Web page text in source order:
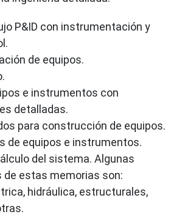
P&ID con instrumentación y
de equipos.
e instrumentos con
detalladas.
para construcción de equipos.
de equipos e instrumentos.
del sistema. Algunas
de estas memorias son:
hidráulica, estructurales,